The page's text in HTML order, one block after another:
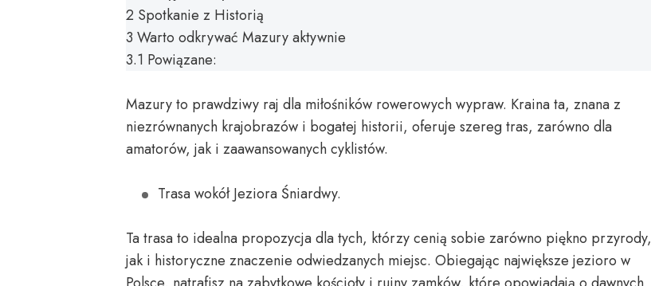
2 Spotkanie z Historią
3 Warto odkrywać Mazury aktywnie
3.1 Powiązane:
Mazury to prawdziwy raj dla miłośników rowerowych wypraw. Kraina ta, znana z
niezrównanych krajobrazów i bogatej historii, oferuje szereg tras, zarówno dla
amatorów, jak i zaawansowanych cyklistów.
Trasa wokół Jeziora Śniardwy.
Ta trasa to idealna propozycja dla tych, którzy cenią sobie zarówno piękno przyrody,
jak i historyczne znaczenie odwiedzanych miejsc. Obiegając największe jezioro w